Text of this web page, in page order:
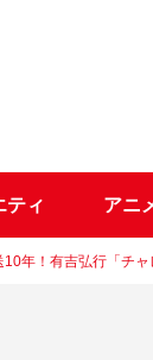
ティ アニ
10年！有吉弘行「チ